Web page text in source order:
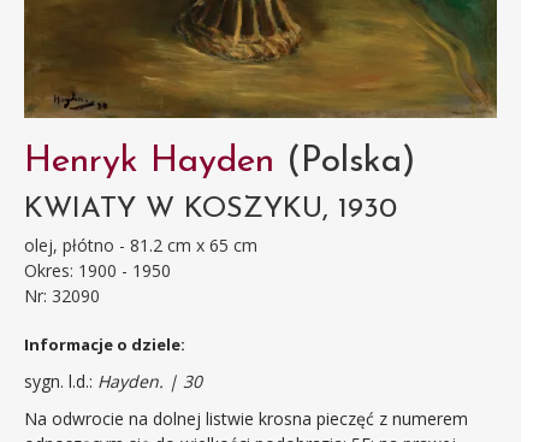
Henryk Hayden (Polska)
KWIATY W KOSZYKU, 1930
olej, płótno - 81.2 cm x 65 cm
Okres: 1900 - 1950
Nr: 32090
Informacje o dziele:
sygn. l.d.: Hayden. | 30
Na odwrocie na dolnej listwie krosna pieczęć z numerem